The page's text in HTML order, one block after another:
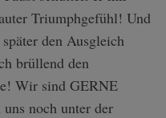
Triumphgefühl! Und
den Ausgleich
brüllend den
Wir sind GERNE
noch unter der